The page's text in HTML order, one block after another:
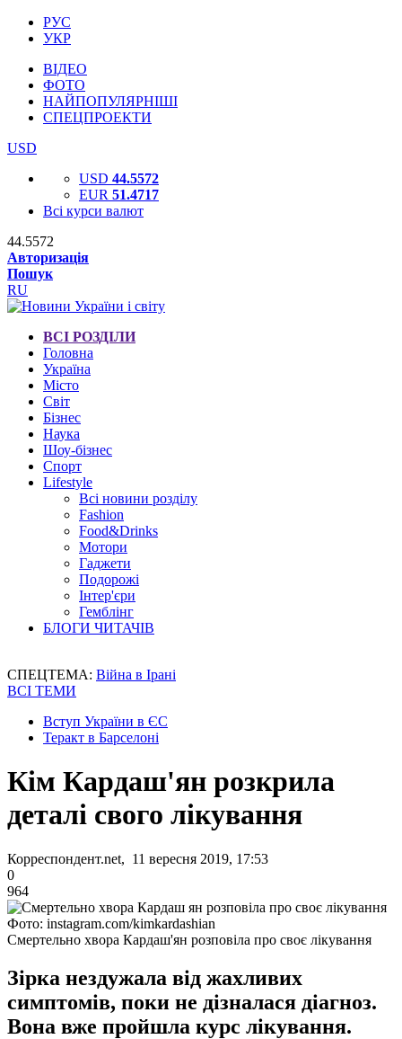
РУС
УКР
ВІДЕО
ФОТО
НАЙПОПУЛЯРНІШІ
СПЕЦПРОЕКТИ
USD
USD 44.5572
EUR 51.4717
Всі курси валют
44.5572
Авторизація
Пошук
RU
ВСІ РОЗДІЛИ
Головна
Україна
Місто
Світ
Бізнес
Наука
Шоу-бізнес
Спорт
Lifestyle
Всі новини розділу
Fashion
Food&Drinks
Мотори
Гаджети
Подорожі
Інтер'єри
Гемблінг
БЛОГИ ЧИТАЧІВ
СПЕЦТЕМА: Війна в Ірані
ВСІ ТЕМИ
Вступ України в ЄС
Теракт в Барселоні
Кім Кардаш'ян розкрила
деталі свого лікування
Корреспондент.net, 11 вересня 2019, 17:53
0
964
Фото: instagram.com/kimkardashian
Смертельно хвора Кардаш'ян розповіла про своє лікування
Зірка нездужала від жахливих
симптомів, поки не дізналася діагноз.
Вона вже пройшла курс лікування.